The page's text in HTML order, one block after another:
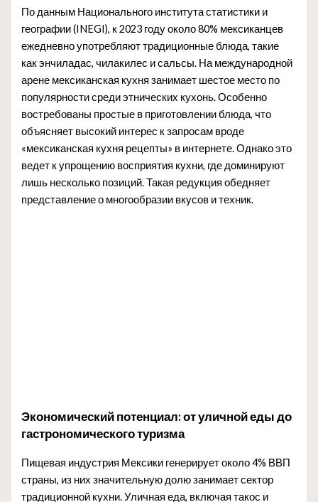
По данным Национального института статистики и
географии (INEGI), к 2023 году около 80% мексиканцев
ежедневно употребляют традиционные блюда, такие
как энчиладас, чилакилес и сальсы. На международной
арене мексиканская кухня занимает шестое место по
популярности среди этнических кухонь. Особенно
востребованы простые в приготовлении блюда, что
объясняет высокий интерес к запросам вроде
«мексиканская кухня рецепты» в интернете. Однако это
ведет к упрощению восприятия кухни, где доминируют
лишь несколько позиций. Такая редукция обедняет
представление о многообразии вкусов и техник.
Экономический потенциал: от уличной еды до
гастрономического туризма
Пищевая индустрия Мексики генерирует около 4% ВВП
страны, из них значительную долю занимает сектор
традиционной кухни. Уличная еда, включая такос и